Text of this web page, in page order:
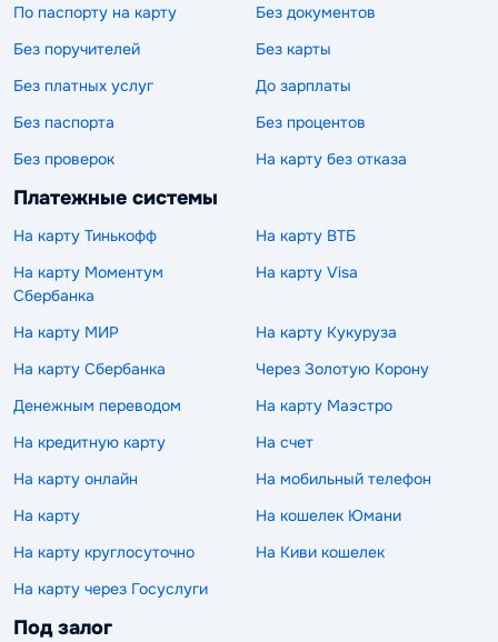
По паспорту на карту
Без документов
Без поручителей
Без карты
Без платных услуг
До зарплаты
Без паспорта
Без процентов
Без проверок
На карту без отказа
Платежные системы
На карту Тинькофф
На карту ВТБ
На карту Моментум
Сбербанка
На карту Visa
На карту МИР
На карту Кукуруза
На карту Сбербанка
Через Золотую Корону
Денежным переводом
На карту Маэстро
На кредитную карту
На счет
На карту онлайн
На мобильный телефон
На карту
На кошелек Юмани
На карту круглосуточно
На Киви кошелек
На карту через Госуслуги
Под залог